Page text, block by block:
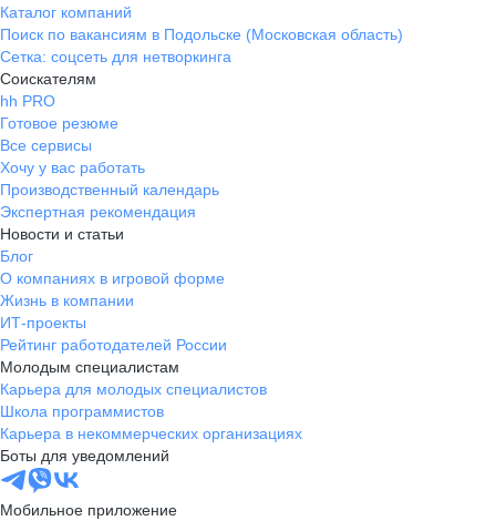
Каталог компаний
Поиск по вакансиям в Подольске (Московская область)
Сетка: соцсеть для нетворкинга
Соискателям
hh PRO
Готовое резюме
Все сервисы
Хочу у вас работать
Производственный календарь
Экспертная рекомендация
Новости и статьи
Блог
О компаниях в игровой форме
Жизнь в компании
ИТ-проекты
Рейтинг работодателей России
Молодым специалистам
Карьера для молодых специалистов
Школа программистов
Карьера в некоммерческих организациях
Боты для уведомлений
Мобильное приложение